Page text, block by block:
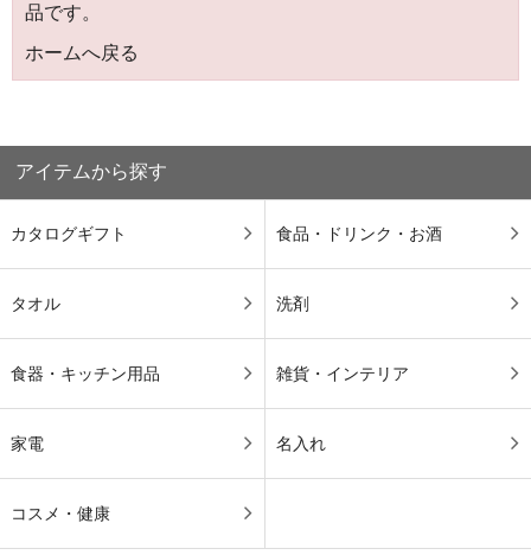
品です。
ホームへ戻る
アイテムから探す
カタログギフト 食品・ドリンク・お酒
タオル 洗剤
食器・キッチン用品 雑貨・インテリア
家電 名入れ
コスメ・健康